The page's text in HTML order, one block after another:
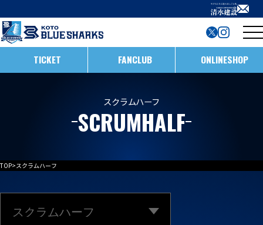
TICKET FANCLUB ONLINESHOP
スクラムハーフ
SCRUMHALF
TOP>スクラムハーフ
インフォメーション
お知らせ
D1/D2入替戦
チームについて